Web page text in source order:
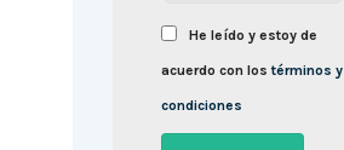
He leído y estoy de
acuerdo con lostérminos y
condiciones